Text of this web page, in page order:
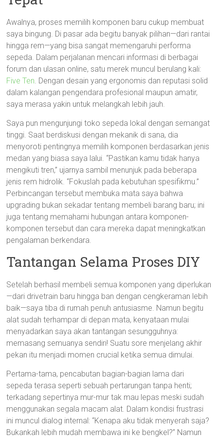
Awalnya, proses memilih komponen baru cukup membuat
saya bingung. Di pasar ada begitu banyak pilihan—dari rantai
hingga rem—yang bisa sangat memengaruhi performa
sepeda. Dalam perjalanan mencari informasi di berbagai
forum dan ulasan online, satu merek muncul berulang kali:
Five Ten. Dengan desain yang ergonomis dan reputasi solid
dalam kalangan pengendara profesional maupun amatir,
saya merasa yakin untuk melangkah lebih jauh.
Saya pun mengunjungi toko sepeda lokal dengan semangat
tinggi. Saat berdiskusi dengan mekanik di sana, dia
menyoroti pentingnya memilih komponen berdasarkan jenis
medan yang biasa saya lalui. “Pastikan kamu tidak hanya
mengikuti tren,” ujarnya sambil menunjuk pada beberapa
jenis rem hidrolik. “Fokuslah pada kebutuhan spesifikmu.”
Perbincangan tersebut membuka mata saya bahwa
upgrading bukan sekadar tentang membeli barang baru; ini
juga tentang memahami hubungan antara komponen-
komponen tersebut dan cara mereka dapat meningkatkan
pengalaman berkendara.
Tantangan Selama Proses DIY
Setelah berhasil membeli semua komponen yang diperlukan
—dari drivetrain baru hingga ban dengan cengkeraman lebih
baik—saya tiba di rumah penuh antusiasme. Namun begitu
alat sudah terhampar di depan mata, kenyataan mulai
menyadarkan saya akan tantangan sesungguhnya:
memasang semuanya sendiri! Suatu sore menjelang akhir
pekan itu menjadi momen crucial ketika semua dimulai.
Pertama-tama, pencabutan bagian-bagian lama dari
sepeda terasa seperti sebuah pertarungan tanpa henti;
terkadang sepertinya mur-mur tak mau lepas meski sudah
menggunakan segala macam alat. Dalam kondisi frustrasi
ini muncul dialog internal: “Kenapa aku tidak menyerah saja?
Bukankah lebih mudah membawa ini ke bengkel?” Namun